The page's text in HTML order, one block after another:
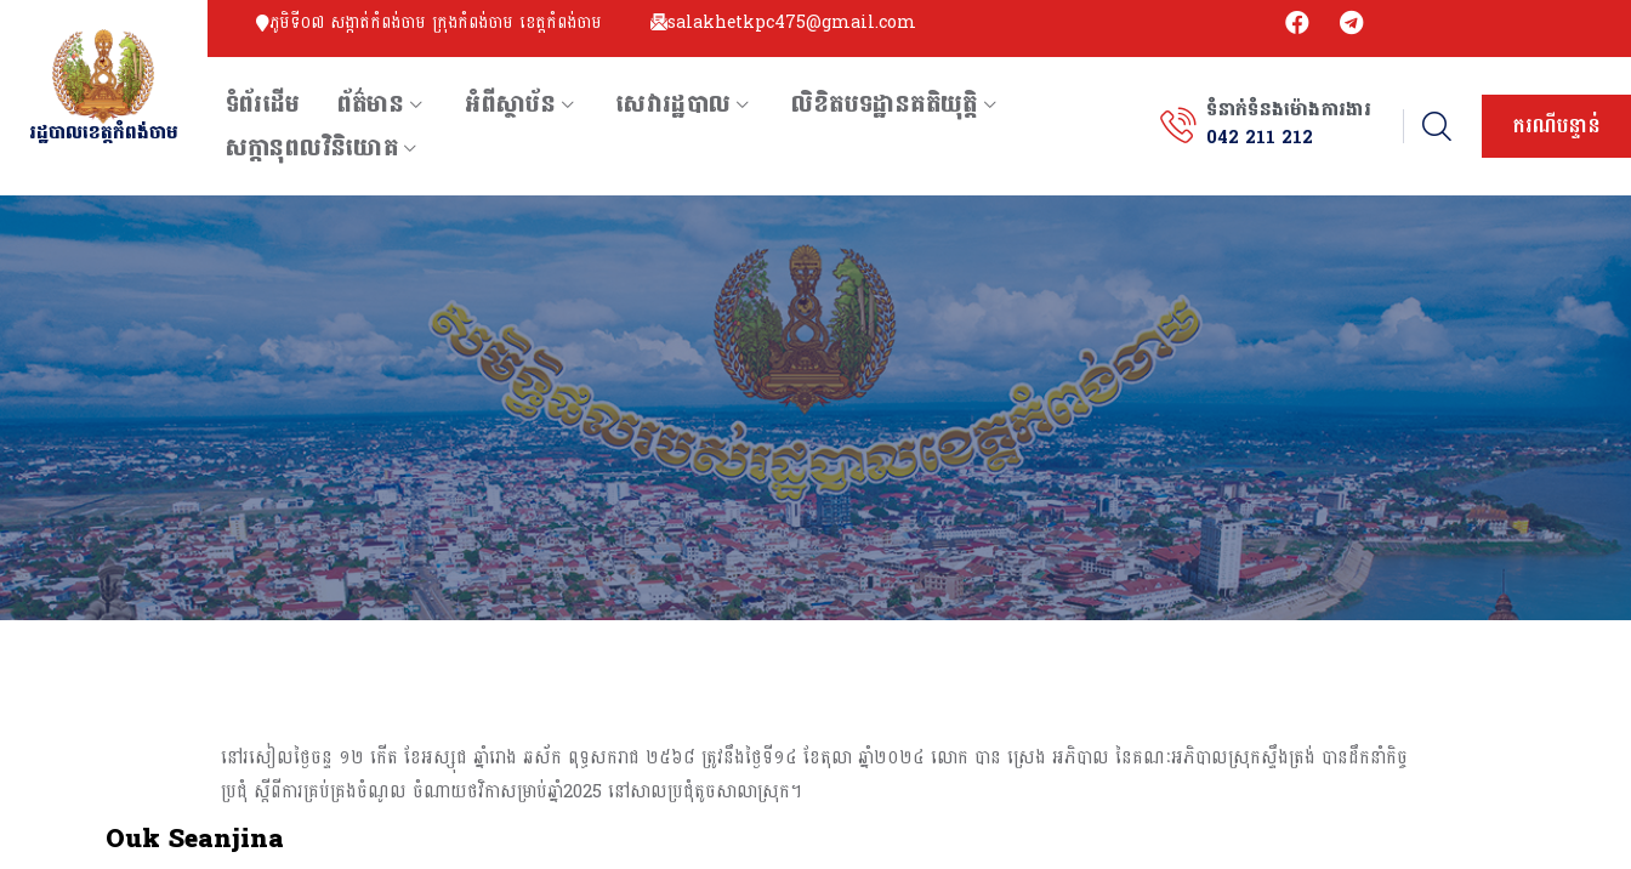
រដ្ឋបាលខេត្តកំពង់ចាម
ភូមិទី០៧ សង្កាត់កំពង់ចាម ក្រុងកំពង់ចាម ខេត្តកំពង់ចាម salakhetkpc475@gmail.com
ទំព័រដើម ព័ត៌មាន អំពីស្ថាប័ន សេវារដ្ឋបាល
លិខិតបទដ្ឋានគតិយុតិ្ត
សក្ដានុពលវិនិយោគ
ទំនាក់ទំនងម៉ោងការងារ
042 211 212
ករណីបន្ទាន់
Ouk Seanjina
នៅរសៀលថ្ងៃចន្ទ ១២ កើត ខែអស្សុជ ឆ្នាំរោង​ ឆស័ក ពុទ្ធសករាជ ២៥៦៨​ ត្រូវនឹងថ្ងៃទី១៤ ខែតុលា ឆ្នាំ២០២៤​ លោក​ បាន​ ស្រេង​ អភិបាល​ នៃគណៈអភិបាលស្រុក​ស្ទឹងត្រង់ បានដឹក​នាំ​កិច្ច
ប្រជុំ​ ស្ដីពី​ការគ្រប់គ្រង​ចំណូល​ ចំណាយថវិកា​សម្រាប់​ឆ្នាំ2025​ នៅសាលប្រជុំតូចសាលាស្រុក។